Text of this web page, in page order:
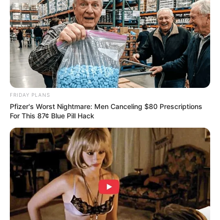
FRIDAY PLANS
Pfizer's Worst Nightmare: Men Canceling $80 Prescriptions
For This 87¢ Blue Pill Hack